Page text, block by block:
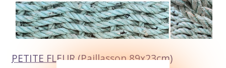
PETITE FLEUR (Paillasson 89x23cm)